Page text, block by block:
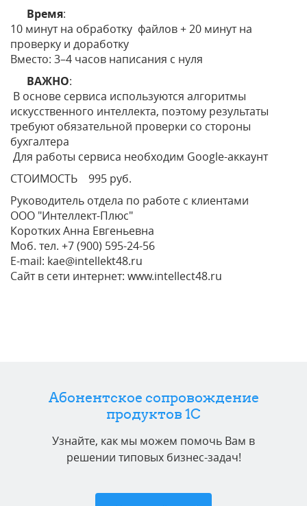
Время:
10 минут на обработку файлов + 20 минут на
проверку и доработку
Вместо: 3–4 часов написания с нуля
ВАЖНО:
В основе сервиса используются алгоритмы
искусственного интеллекта, поэтому результаты
требуют обязательной проверки со стороны
бухгалтера
Для работы сервиса необходим Google-аккаунт
СТОИМОСТЬ 995 руб.
Руководитель отдела по работе с клиентами
ООО "Интеллект-Плюс"
Коротких Анна Евгеньевна
Моб. тел. +7 (900) 595-24-56
E-mail: kae@intellekt48.ru
Сайт в сети интернет: www.intellect48.ru
Абонентское сопровождение
продуктов 1C
Узнайте, как мы можем помочь Вам в
решении типовых бизнес-задач!